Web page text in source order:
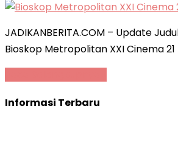
JADIKANBERITA.COM – Update
Bioskop Metropolitan XXI Cinema
Informasi Terbaru